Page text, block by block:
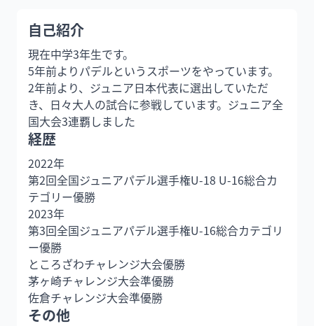
自己紹介
現在中学3年生です。
5年前よりパデルというスポーツをやっています。
2年前より、ジュニア日本代表に選出していただ
き、日々大人の試合に参戦しています。ジュニア全
国大会3連覇しました
経歴
2022年
第2回全国ジュニアパデル選手権U-18 U-16総合カ
テゴリー優勝
2023年
第3回全国ジュニアパデル選手権U-16総合カテゴリ
ー優勝
ところざわチャレンジ大会優勝
茅ヶ崎チャレンジ大会準優勝
佐倉チャレンジ大会準優勝
その他